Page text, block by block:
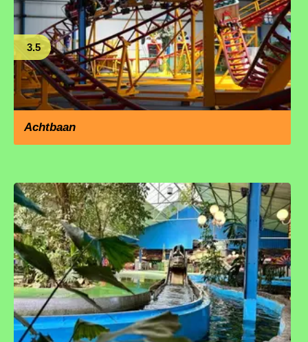
3.5
Achtbaan